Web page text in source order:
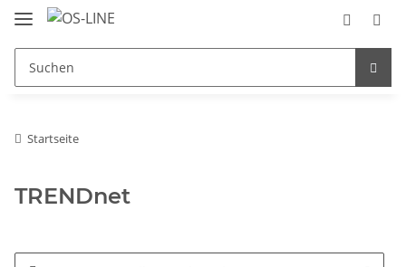
Startseite
TRENDnet